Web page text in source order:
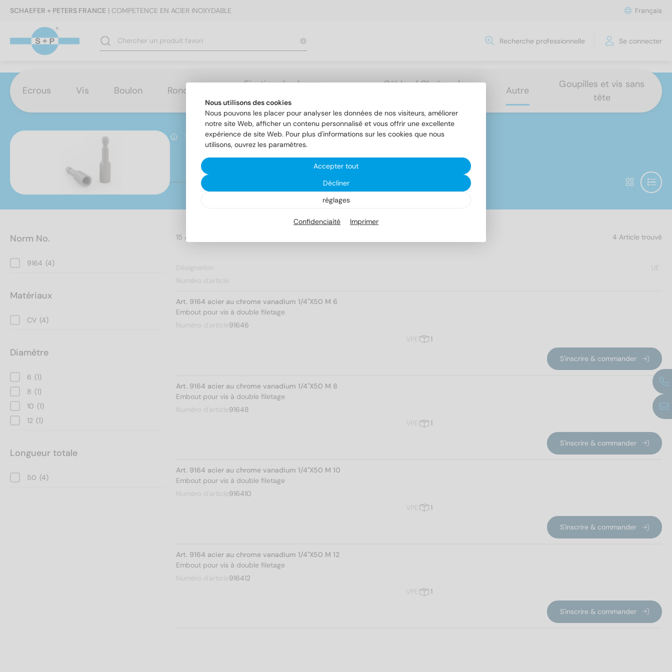
SCHAEFER + PETERS FRANCE | COMPETENCE EN ACIER INOXYDABLE Français
Recherche professionnelle Se connecter
Ecrous Vis Boulon Rondelles
Fixation de charges
lourdes
Câbles / Chaînes /
Autre
Goupilles et vis sans
tête
Autre Outils Article 9164
Article 9164
Norm No.
9164 (4)
Matériaux
CV (4)
Diamètre
6 (1)
8 (1)
10 (1)
12 (1)
Longueur totale
50 (4)
4 Article trouvé
Désignation
Numéro d'article
UE
Art. 9164 acier au chrome vanadium 1/4"X50 M 6
Embout pour vis à double filetage
Numéro d'article 91646
VPE
1
S'inscrire & commander
Art. 9164 acier au chrome vanadium 1/4"X50 M 8
Embout pour vis à double filetage
Numéro d'article 91648
VPE
1
S'inscrire & commander
Art. 9164 acier au chrome vanadium 1/4"X50 M 10
Embout pour vis à double filetage
Numéro d'article 916410
VPE
1
S'inscrire & commander
Art. 9164 acier au chrome vanadium 1/4"X50 M 12
Embout pour vis à double filetage
Numéro d'article 916412
VPE
1
S'inscrire & commander
Nous utilisons des cookies
Nous pouvons les placer pour analyser les données de nos visiteurs, améliorer
notre site Web, afficher un contenu personnalisé et vous offrir une excellente
expérience de site Web. Pour plus d'informations sur les cookies que nous
utilisons, ouvrez les paramètres.
Accepter tout
Décliner
réglages
Confidenciaité Imprimer